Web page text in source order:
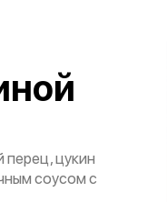
цукин
соусом с